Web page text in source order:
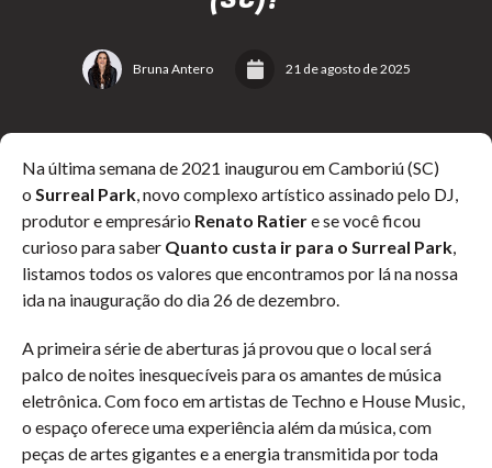
Bruna Antero 21 de agosto de 2025
Na última semana de 2021 inaugurou em Camboriú (SC)
o Surreal Park, novo complexo artístico assinado pelo DJ,
produtor e empresário Renato Ratiere se você ficou
curioso para saber Quanto custa ir para o Surreal Park,
listamos todos os valores que encontramos por lá na nossa
ida na inauguração do dia 26 de dezembro.
A primeira série de aberturas já provou que o local será
palco de noites inesquecíveis para os amantes de música
eletrônica. Com foco em artistas de Techno e House Music,
o espaço oferece uma experiência além da música, com
peças de artes gigantes e a energia transmitida por toda